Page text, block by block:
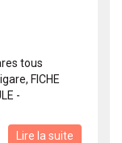
tous
FICHE
-
Lire la suite